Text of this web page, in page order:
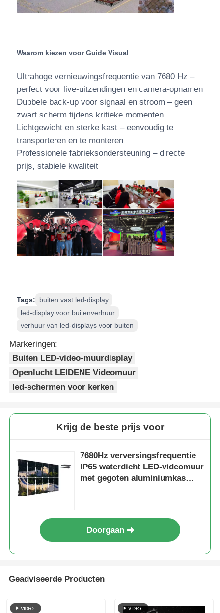
Waarom kiezen voor Guide Visual
Ultrahoge vernieuwingsfrequentie van 7680 Hz –
perfect voor live-uitzendingen en camera-opnamen
Dubbele back-up voor signaal en stroom – geen
zwart scherm tijdens kritieke momenten
Lichtgewicht en sterke kast – eenvoudig te
transporteren en te monteren
Professionele fabrieksondersteuning – directe
prijs, stabiele kwaliteit
Tags:
buiten vast led-display
led-display voor buitenverhuur
verhuur van led-displays voor buiten
Markeringen:
Buiten LED-video-muurdisplay
Openlucht LEIDENE Videomuur
led-schermen voor kerken
Krijg de beste prijs voor
7680Hz verversingsfrequentie
IP65 waterdicht LED-videomuur
met gegoten aluminiumkas
Doorgaan
Geadviseerde Producten